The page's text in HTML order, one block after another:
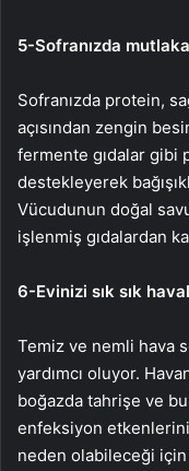
5-Sofranızda
Sofranızda protein,
açısından zengin
fermente gıdalar gibi
destekleyerek
Vücudunun doğal
işlenmiş gıdalardan
6-Evinizi sık sık
Temiz ve nemli hava
yardımcı oluyor.
boğazda tahrişe ve
enfeksiyon
neden olabileceği